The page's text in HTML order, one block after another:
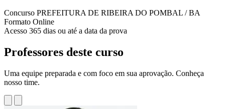
Concurso PREFEITURA DE RIBEIRA DO POMBAL / BA
Formato Online
Acesso 365 dias ou até a data da prova
Professores deste curso
Uma equipe preparada e com foco em sua aprovação. Conheça
nosso time.